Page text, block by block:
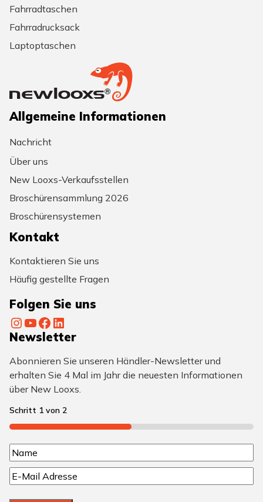
Fahrradtaschen
Fahrradrucksack
Laptoptaschen
Allgemeine Informationen
Nachricht
Über uns
New Looxs-Verkaufsstellen
Broschürensammlung 2026
Broschürensystemen
Kontakt
Kontaktieren Sie uns
Häufig gestellte Fragen
Folgen Sie uns
InstagramYouTube Facebook LinkedIn
Newsletter
Abonnieren Sie unseren Händler-Newsletter und
erhalten Sie 4 Mal im Jahr die neuesten Informationen
über New Looxs.
Schritt 1 von 2
50%
N
a
m
N
a
E
-